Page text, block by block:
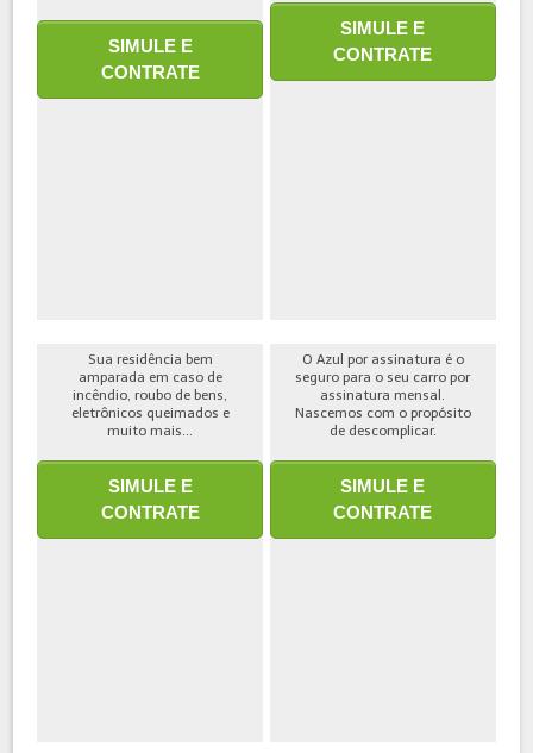
SIMULE E
CONTRATE
SIMULE E
CONTRATE
Sua residência bem
amparada em caso de
incêndio, roubo de bens,
eletrônicos queimados e
muito mais...
SIMULE E
CONTRATE
O Azul por assinatura é o
seguro para o seu carro por
assinatura mensal.
Nascemos com o propósito
de descomplicar.
SIMULE E
CONTRATE